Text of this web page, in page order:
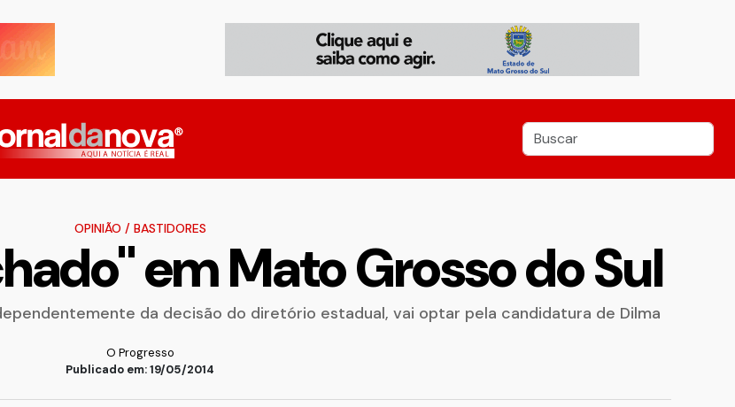
OPINIÃO / BASTIDORES
em Mato Grosso do Sul
da decisão do diretório estadual, vai optar pela candidatura de Dilma
O Progresso
Publicado em: 19/05/2014